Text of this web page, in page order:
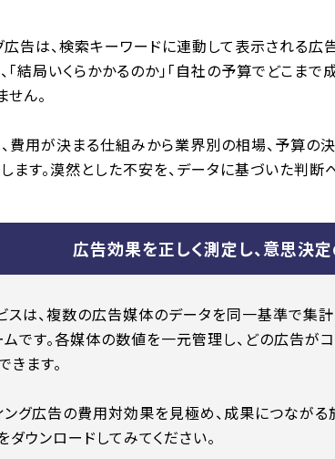
広告は、検索キーワードに連動して表示される広
「結局いくらかかるのか」「自社の予算でどこま
ん。
費用が決まる仕組みから業界別の相場、予算の
ます。漠然とした不安を、データに基づいた判断
広告効果を正しく測定し、意思決
スは、複数の広告媒体のデータを同一基準で集
ムです。各媒体の数値を一元管理し、どの広告が
きます。
ング広告の費用対効果を見極め、成果につなが
ダウンロードしてみてください。